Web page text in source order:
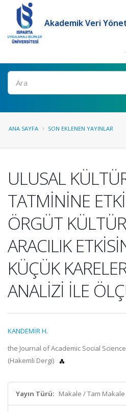
Akademik Veri
Ara
ANA SAYFA SON EKLENEN YAYINLAR
ULUSAL
TATMİNİNE
ÖRGÜT
ARACILIK
KÜÇÜK
ANALİZİ İLE
KANDEMİR H.
the Journal of Academic Social
(Hakemli Dergi)
Yayın Türü: Makale / Tam Makale